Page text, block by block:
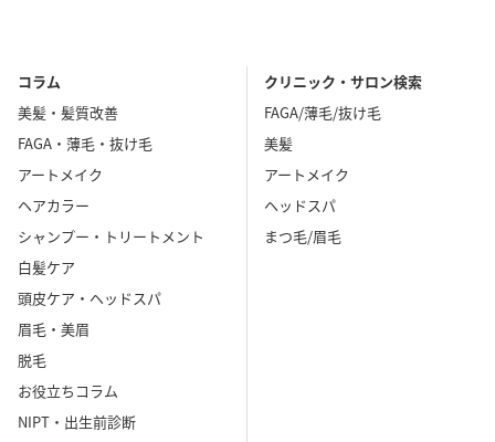
コラム
美髪・髪質改善
FAGA・薄毛・抜け毛
アートメイク
ヘアカラー
シャンプー・トリートメント
白髪ケア
頭皮ケア・ヘッドスパ
眉毛・美眉
脱毛
お役立ちコラム
NIPT・出生前診断
クリニック・サロン検索
FAGA/薄毛/抜け毛
美髪
アートメイク
ヘッドスパ
まつ毛/眉毛